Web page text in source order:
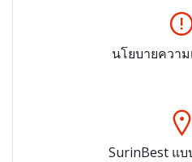
นโยบายควา
SurinBest แบ